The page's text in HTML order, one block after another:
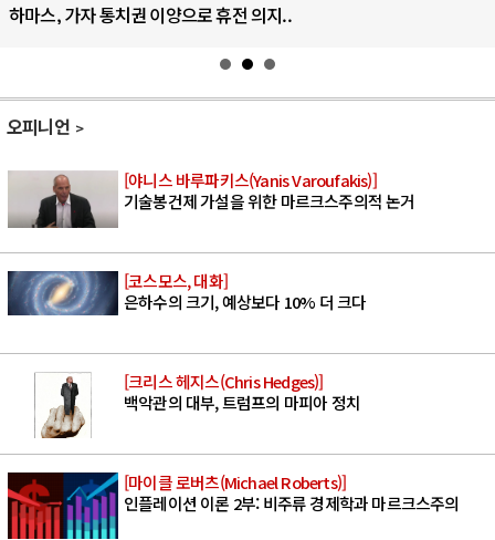
전 의지..
AI는 어떻게 미국 민주주의를
오피니언
[야니스 바루파키스(Yanis Varoufakis)]
기술봉건제 가설을 위한 마르크스주의적 논거
[코스모스, 대화]
은하수의 크기, 예상보다 10% 더 크다
[크리스 헤지스(Chris Hedges)]
백악관의 대부, 트럼프의 마피아 정치
[마이클 로버츠(Michael Roberts)]
인플레이션 이론 2부: 비주류 경제학과 마르크스주의